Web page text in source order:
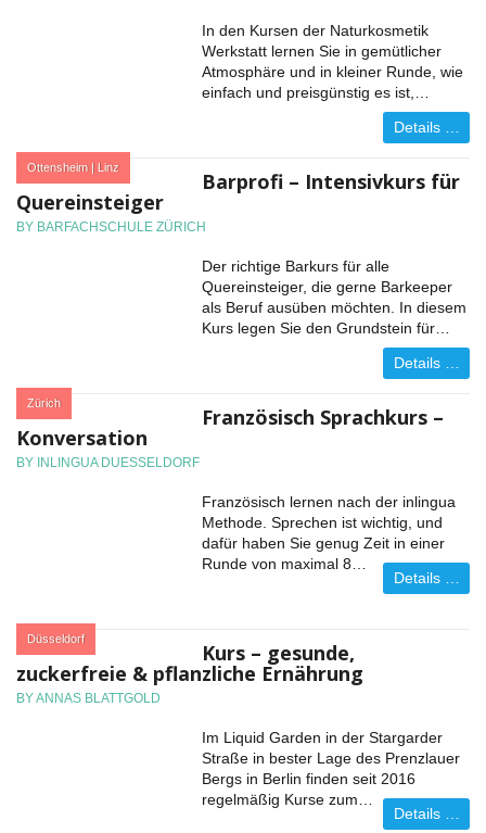
Ottensheim | Linz
In den Kursen der Naturkosmetik
Werkstatt lernen Sie in gemütlicher
Atmosphäre und in kleiner Runde, wie
einfach und preisgünstig es ist,…
Details …
Barprofi – Intensivkurs für
Quereinsteiger
BY BARFACHSCHULE ZÜRICH
Zürich
Der richtige Barkurs für alle
Quereinsteiger, die gerne Barkeeper
als Beruf ausüben möchten. In diesem
Kurs legen Sie den Grundstein für…
Details …
Französisch Sprachkurs –
Konversation
BY INLINGUA DUESSELDORF
Düsseldorf
Französisch lernen nach der inlingua
Methode. Sprechen ist wichtig, und
dafür haben Sie genug Zeit in einer
Runde von maximal 8…
Details …
Kurs – gesunde,
zuckerfreie & pflanzliche Ernährung
BY ANNAS BLATTGOLD
Im Liquid Garden in der Stargarder
Straße in bester Lage des Prenzlauer
Bergs in Berlin finden seit 2016
regelmäßig Kurse zum…
Details …